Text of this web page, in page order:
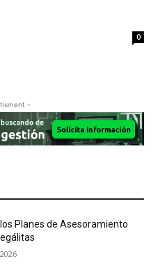
0
-
Planes de Asesoramiento